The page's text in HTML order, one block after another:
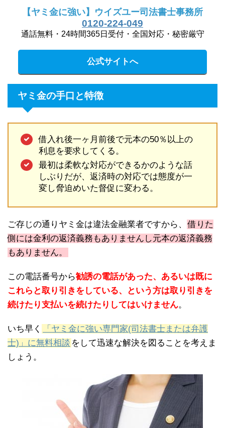
【ヤミ金に強い】ウイズユー司法書士事務所
0120-224-049
通話無料・24時間365日受付・全国対応・秘密厳守
公式サイトへ
ヤミ金の手口と特徴
借入れ後一ヶ月前後で元本の50％以上の
利息を要求してくる。
最初は柔軟な対応ができるかのような話
しぶりだが、返済時の対応では態度が一
変し脅迫めいた督促に変わる。
ご存じの通りヤミ金は違法金融業者ですから、
借りた
側には金利の返済義務もありませんし元本の返済義務
もありません。
この電話番号から勧誘の電話があった、あるいは既に
これらと取り引きをしている、という方は取り引きを
続けたり支払いを続けたりしてはいけません。
いち早く
「ヤミ金に強い専門家(司法書士または弁護
士)」に無料相談 をして迅速な解決を図ることを考えま
しょう。